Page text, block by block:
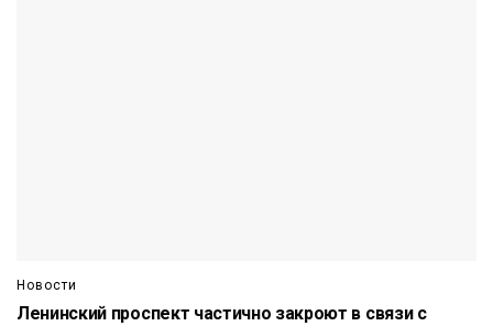
Новости
Ленинский проспект частично закроют в связи с